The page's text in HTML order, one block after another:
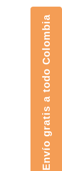
Envío gratis a todo Colombia